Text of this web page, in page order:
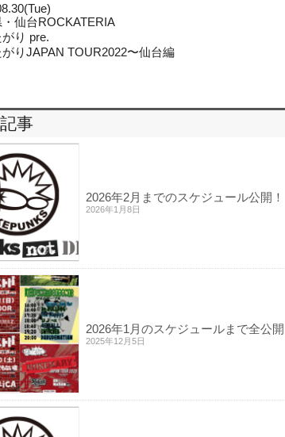
仙台ROCKATERIA
り pre.
りJAPAN TOUR2022〜仙台編
事
2026年2月までのスケジュール公開！
2026年1月8日
2026年1月のスケジュールまで全公開
2025年12月5日